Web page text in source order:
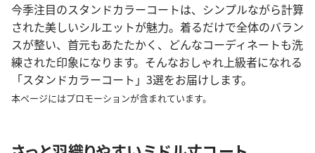
今季注目のスタンドカラーコートは、シンプルながら計算
された美しいシルエットが魅力。着るだけで全体のバラン
スが整い、首元もあたたかく、どんなコーディネートも洗
練された印象になります。そんなおしゃれ上級者になれる
「スタンドカラーコート」3選をお届けします。
本ページにはプロモーションが含まれています。